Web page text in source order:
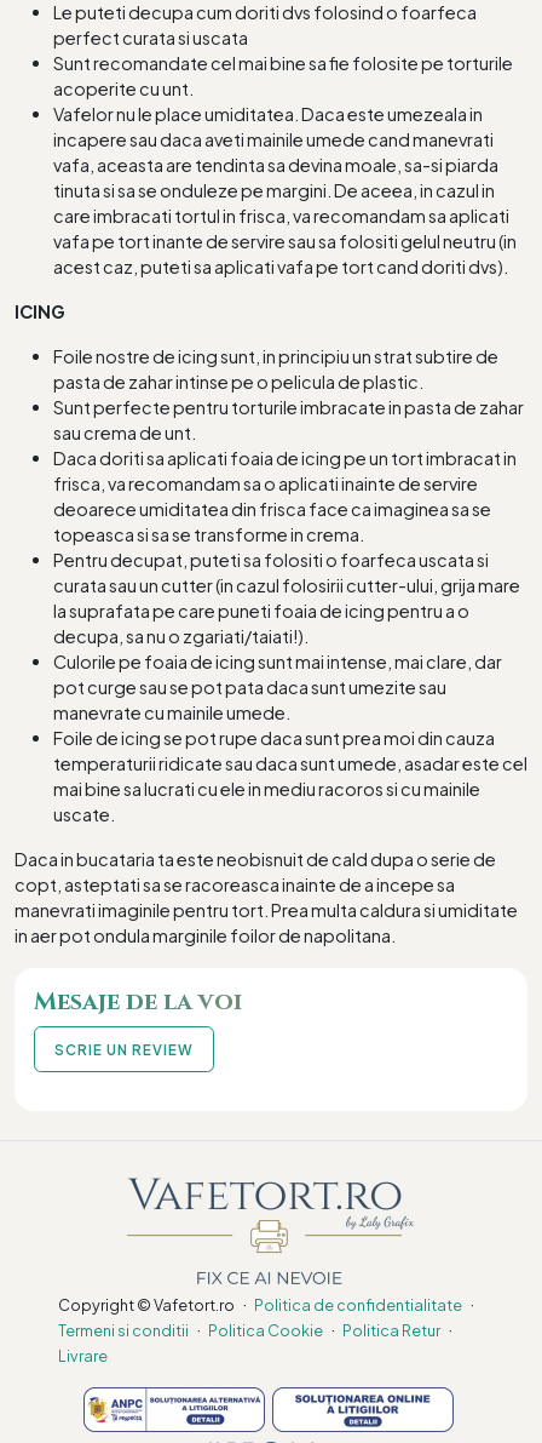
Le puteti decupa cum doriti dvs folosind o foarfeca
perfect curata si uscata
Sunt recomandate cel mai bine sa fie folosite pe torturile
acoperite cu unt.
Vafelor nu le place umiditatea. Daca este umezeala in
incapere sau daca aveti mainile umede cand manevrati
vafa, aceasta are tendinta sa devina moale, sa-si piarda
tinuta si sa se onduleze pe margini. De aceea, in cazul in
care imbracati tortul in frisca, va recomandam sa aplicati
vafa pe tort inante de servire sau sa folositi gelul neutru (in
acest caz, puteti sa aplicati vafa pe tort cand doriti dvs).
ICING
Foile nostre de icing sunt, in principiu un strat subtire de
pasta de zahar intinse pe o pelicula de plastic.
Sunt perfecte pentru torturile imbracate in pasta de zahar
sau crema de unt.
Daca doriti sa aplicati foaia de icing pe un tort imbracat in
frisca, va recomandam sa o aplicati inainte de servire
deoarece umiditatea din frisca face ca imaginea sa se
topeasca si sa se transforme in crema.
Pentru decupat, puteti sa folositi o foarfeca uscata si
curata sau un cutter (in cazul folosirii cutter-ului, grija mare
la suprafata pe care puneti foaia de icing pentru a o
decupa, sa nu o zgariati/taiati!).
Culorile pe foaia de icing sunt mai intense, mai clare, dar
pot curge sau se pot pata daca sunt umezite sau
manevrate cu mainile umede.
Foile de icing se pot rupe daca sunt prea moi din cauza
temperaturii ridicate sau daca sunt umede, asadar este cel
mai bine sa lucrati cu ele in mediu racoros si cu mainile
uscate.
Daca in bucataria ta este neobisnuit de cald dupa o serie de
copt, asteptati sa se racoreasca inainte de a incepe sa
manevrati imaginile pentru tort. Prea multa caldura si umiditate
in aer pot ondula marginile foilor de napolitana.
Mesaje de la voi
SCRIE UN REVIEW
Copyright © Vafetort.ro · Politica de confidentialitate ·
Termeni si conditii · Politica Cookie · Politica Retur ·
Livrare